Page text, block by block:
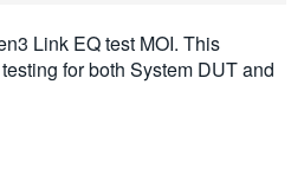
Link EQ test MOI. This
for both System DUT and